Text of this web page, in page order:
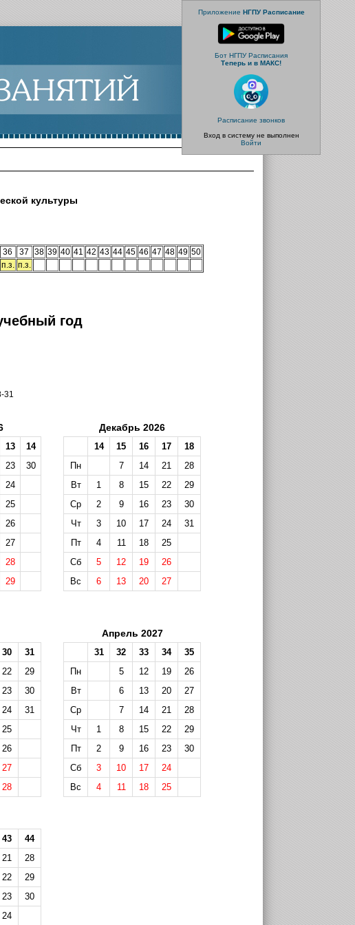
Приложение НГПУ Расписание
Бот НГПУ Расписания
Теперь и в МАКС!
Расписание звонков
Вход в систему не выполнен
Войти
культуры
36 37 38 39 40 41 42 43 44 45 46 47 48 49 50
п.з. п.з.
год
31
13
14
23
30
24
25
26
27
28
29
Декабрь 2026
14 15 16 17
18
Пн
7 14 21
28
Вт
1 8 15 22
29
Ср
2 9 16 23
30
Чт
3 10 17 24
31
Пт
4 11 18
25
Сб
5 12 19
26
Вс
6 13 20 27
30
31
22
29
23
30
24
31
25
26
27
28
Апрель 2027
31 32 33 34
35
Пн
5 12 19
26
Вт
6 13 20
27
Ср
7 14 21
28
Чт
1 8 15 22
29
Пт
2 9 16 23
30
Сб
3 10 17
24
Вс
4 11 18 25
43
44
21
28
22
29
23
30
24